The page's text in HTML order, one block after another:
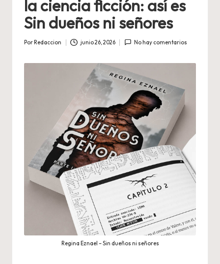
la ciencia ficción: así es
Sin dueños ni señores
Por Redaccion junio 26, 2026 No hay comentarios
Regina Eznael – Sin dueños ni señores